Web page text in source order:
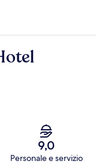
9,0
Personale e servizio